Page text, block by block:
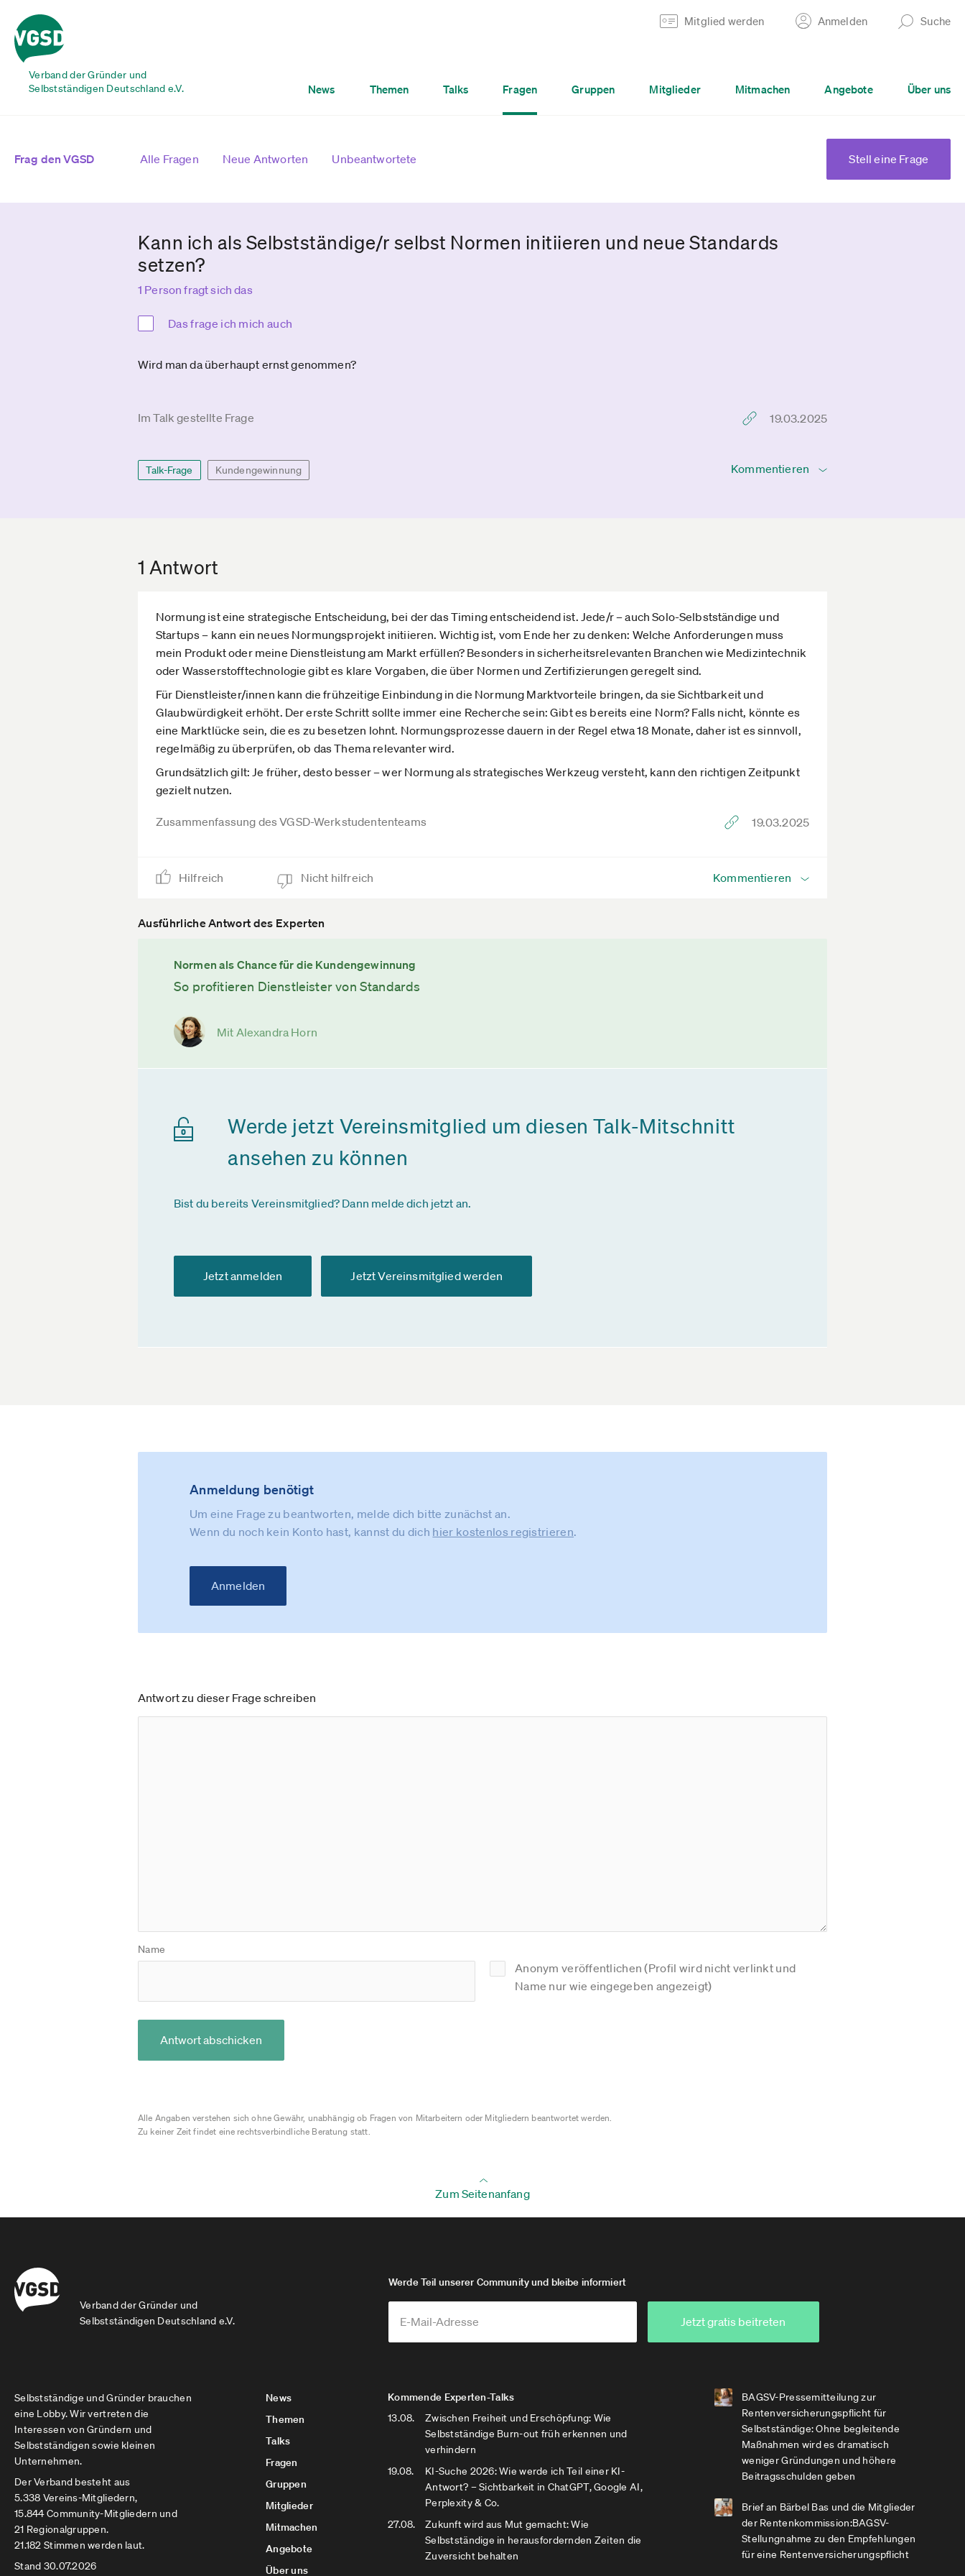
Verband der Gründer und
Selbstständigen Deutschland e.V.
Mitglied werden Anmelden Suche
News Themen Talks Fragen Gruppen Mitglieder Mitmachen Angebote Über uns
Frag den VGSD Alle Fragen Neue Antworten Unbeantwortete Stell eine Frage
Kann ich als Selbstständige/r selbst Normen initiieren und neue Standards
setzen?
1 Person fragt sich das
Das frage ich mich auch
Wird man da überhaupt ernst genommen?
Im Talk gestellte Frage 19.03.2025
Talk-Frage Kundengewinnung Kommentieren
1 Antwort
Normung ist eine strategische Entscheidung, bei der das Timing entscheidend ist. Jede/r – auch Solo-Selbstständige und
Startups – kann ein neues Normungsprojekt initiieren. Wichtig ist, vom Ende her zu denken: Welche Anforderungen muss
mein Produkt oder meine Dienstleistung am Markt erfüllen? Besonders in sicherheitsrelevanten Branchen wie Medizintechnik
oder Wasserstofftechnologie gibt es klare Vorgaben, die über Normen und Zertifizierungen geregelt sind.
Für Dienstleister/innen kann die frühzeitige Einbindung in die Normung Marktvorteile bringen, da sie Sichtbarkeit und
Glaubwürdigkeit erhöht. Der erste Schritt sollte immer eine Recherche sein: Gibt es bereits eine Norm? Falls nicht, könnte es
eine Marktlücke sein, die es zu besetzen lohnt. Normungsprozesse dauern in der Regel etwa 18 Monate, daher ist es sinnvoll,
regelmäßig zu überprüfen, ob das Thema relevanter wird.
Grundsätzlich gilt: Je früher, desto besser – wer Normung als strategisches Werkzeug versteht, kann den richtigen Zeitpunkt
gezielt nutzen.
Zusammenfassung des VGSD-Werkstudententeams 19.03.2025
Hilfreich Nicht hilfreich Kommentieren
Ausführliche Antwort des Experten
Normen als Chance für die Kundengewinnung
So profitieren Dienstleister von Standards
Mit Alexandra Horn
Werde jetzt Vereinsmitglied um diesen Talk-Mitschnitt
ansehen zu können
Bist du bereits Vereinsmitglied? Dann melde dich jetzt an.
Jetzt anmelden Jetzt Vereinsmitglied werden
Anmeldung benötigt
Um eine Frage zu beantworten, melde dich bitte zunächst an.
Wenn du noch kein Konto hast, kannst du dich hier kostenlos registrieren.
Anmelden
Antwort zu dieser Frage schreiben
Name
Anonym veröffentlichen (Profil wird nicht verlinkt und
Name nur wie eingegeben angezeigt)
Antwort abschicken
Alle Angaben verstehen sich ohne Gewähr, unabhängig ob Fragen von Mitarbeitern oder Mitgliedern beantwortet werden.
Zu keiner Zeit findet eine rechtsverbindliche Beratung statt.
Zum Seitenanfang
Verband der Gründer und
Selbstständigen Deutschland e.V.
Werde Teil unserer Community und bleibe informiert
Jetzt gratis beitreten
Selbstständige und Gründer brauchen
eine Lobby. Wir vertreten die
Interessen von Gründern und
Selbstständigen sowie kleinen
Unternehmen.
Der Verband besteht aus
5.338 Vereins-Mitgliedern,
15.844 Community-Mitgliedern und
21 Regionalgruppen.
21.182 Stimmen werden laut.
Stand 30.07.2026
News
Themen
Talks
Fragen
Gruppen
Mitglieder
Mitmachen
Angebote
Über uns
Kommende Experten-Talks
13.08.
Zwischen Freiheit und Erschöpfung: Wie
Selbstständige Burn-out früh erkennen und
verhindern
19.08.
KI-Suche 2026: Wie werde ich Teil einer KI-
Antwort? – Sichtbarkeit in ChatGPT, Google AI,
Perplexity & Co.
27.08.
Zukunft wird aus Mut gemacht: Wie
Selbstständige in herausfordernden Zeiten die
Zuversicht behalten
BAGSV-Pressemitteilung zur
Rentenversicherungspflicht für
Selbstständige: Ohne begleitende
Maßnahmen wird es dramatisch
weniger Gründungen und höhere
Beitragsschulden geben
Brief an Bärbel Bas und die Mitglieder
der Rentenkommission:BAGSV-
Stellungnahme zu den Empfehlungen
für eine Rentenversicherungspflicht